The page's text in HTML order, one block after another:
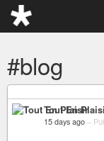
#blog
Tout En
15 days ago –